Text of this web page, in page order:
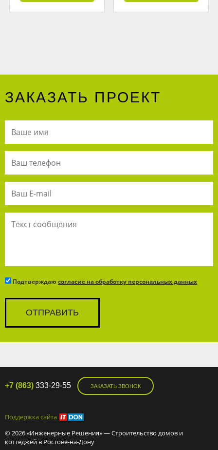
ЗАКАЗАТЬ ПРОЕКТ
Подтверждаю согласие на обработку персональных данных
+7 (863) 333-29-55 ЗАКАЗАТЬ ЗВОНОК
Поддержка сайта
© 2026 «Инженерные Решения» — Строительство домов и
коттеджей в Ростове-на-Дону